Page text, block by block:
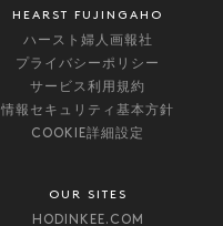
HEARST FUJINGAHO
ハースト婦人画報社
プライバシーポリシー
サービス利用規約
情報セキュリティ基本方針
COOKIE詳細設定
OUR SITES
HODINKEE.COM